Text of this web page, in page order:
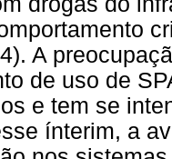
A
de uso de
e tem se
ínterim, a